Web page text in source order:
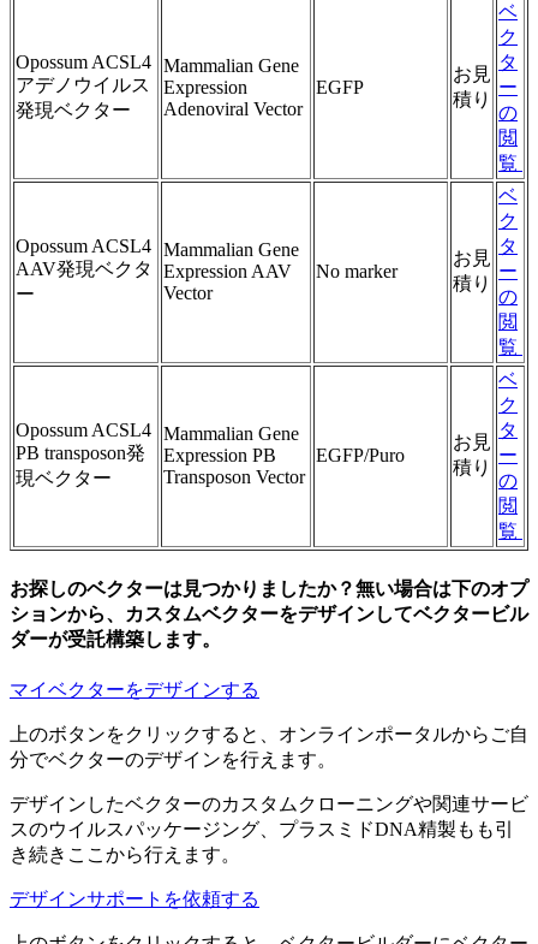
Opossum ACSL4
アデノウイルス
発現ベクター
Mammalian Gene
Expression
Adenoviral Vector
EGFP
お見
積り
ベ
ク
タ
ー
の
閲
覧
Opossum ACSL4
AAV発現ベクタ
ー
Mammalian Gene
Expression AAV
Vector
No marker
お見
積り
ベ
ク
タ
ー
の
閲
覧
Opossum ACSL4
PB transposon発
現ベクター
Mammalian Gene
Expression PB
Transposon Vector
EGFP/Puro
お見
積り
ベ
ク
タ
ー
の
閲
覧
お探しのベクターは見つかりましたか？無い場合は下のオプ
ションから、カスタムベクターをデザインしてベクタービル
ダーが受託構築します。
マイベクターをデザインする
上のボタンをクリックすると、オンラインポータルからご自
分でベクターのデザインを行えます。
デザインしたベクターのカスタムクローニングや関連サービ
スのウイルスパッケージング、プラスミドDNA精製もも引
き続きここから行えます。
デザインサポートを依頼する